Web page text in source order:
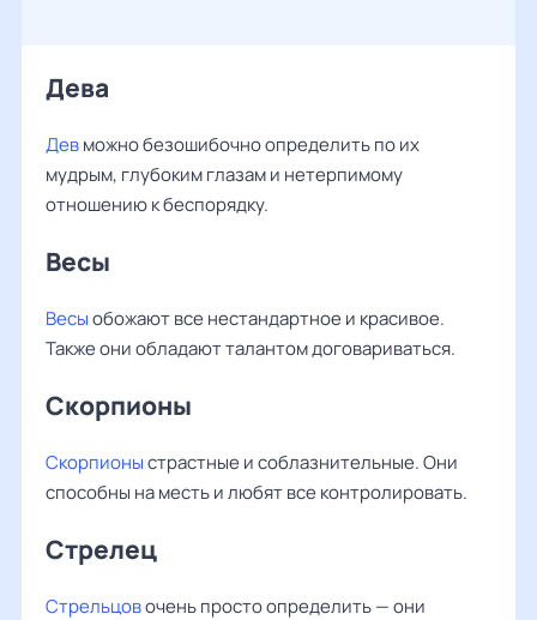
Дева
Девможно безошибочно определить по их
мудрым, глубоким глазам и нетерпимому
отношению к беспорядку.
Весы
Весыобожают все нестандартное и красивое.
Также они обладают талантом договариваться.
Скорпионы
Скорпионыстрастные и соблазнительные. Они
способны на месть и любят все контролировать.
Стрелец
Стрельцовочень просто определить — они